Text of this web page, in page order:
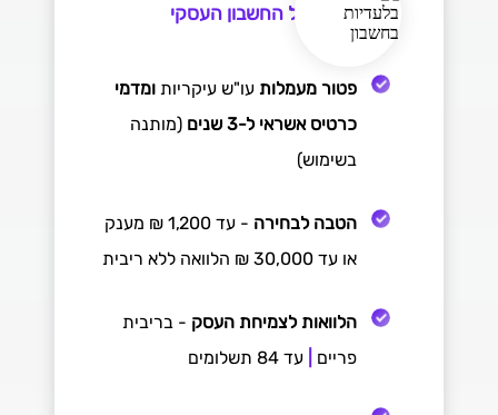
בניהול החשבון העסקי
פטור מעמלות עו"ש עיקריות ומדמי
כרטיס אשראי ל-3 שנים
(מותנה
בשימוש)
הטבה לבחירה
- עד 1,200 ₪ מענק
או עד 30,000 ₪ הלוואה ללא ריבית
הלוואות לצמיחת העסק - בריבית
פריים
עד 84 תשלומים